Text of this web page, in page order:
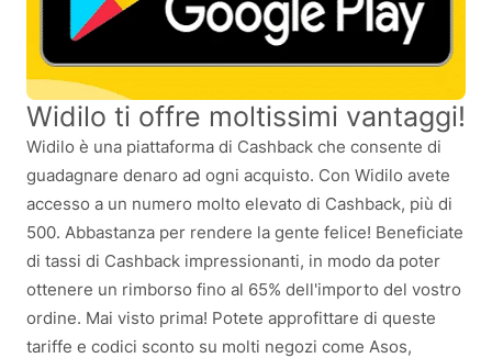
Widilo ti offre moltissimi vantaggi!
Widilo è una piattaforma di Cashback che consente di
guadagnare denaro ad ogni acquisto. Con Widilo avete
accesso a un numero molto elevato di Cashback, più di
500. Abbastanza per rendere la gente felice! Beneficiate
di tassi di Cashback impressionanti, in modo da poter
ottenere un rimborso fino al 65% dell'importo del vostro
ordine. Mai visto prima! Potete approfittare di queste
tariffe e codici sconto su molti negozi come Asos,